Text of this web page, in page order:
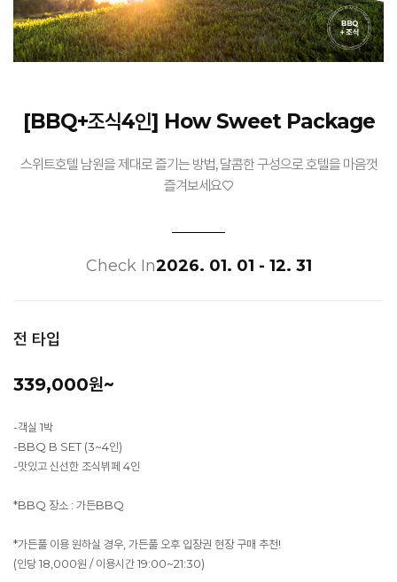
[BBQ+조식4인] How Sweet Package
스위트호텔 남원을 제대로 즐기는 방법, 달콤한 구성으로 호텔을 마음껏
즐겨보세요♡
Check In2026. 01. 01 - 12. 31
전 타입
339,000원~
-객실 1박
-BBQ B SET (3~4인)
-맛있고 신선한 조식뷔페 4인
*BBQ 장소 : 가든BBQ
*가든풀 이용 원하실 경우, 가든풀 오후 입장권 현장 구매 추천!
(인당 18,000원 / 이용시간 19:00~21:30)